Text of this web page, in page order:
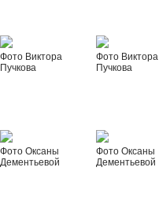
Фото Виктора
Пучкова
Фото Виктора
Пучкова
Фото Оксаны
Дементьевой
Фото Оксаны
Дементьевой